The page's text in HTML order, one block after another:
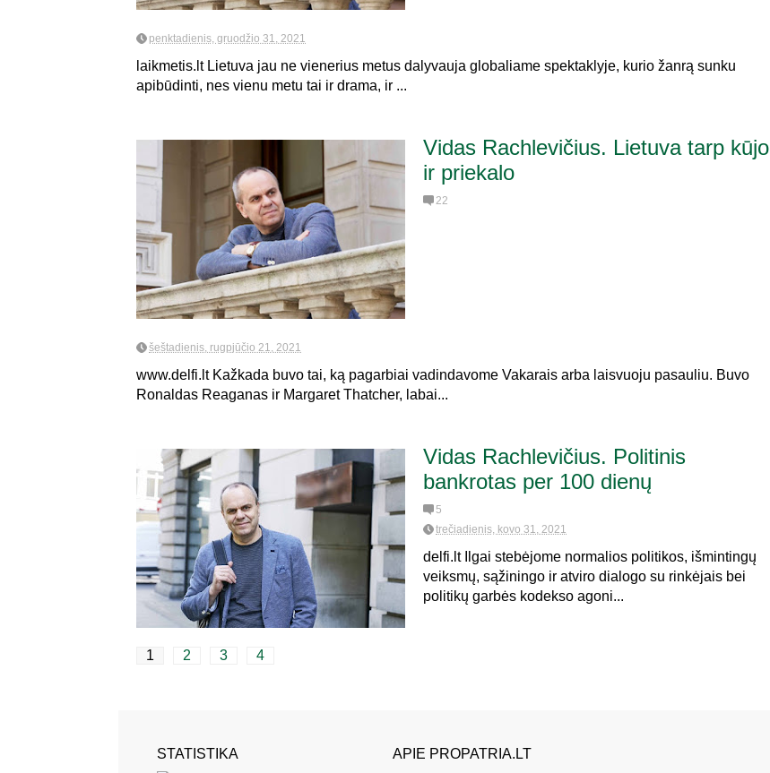
penktadienis, gruodžio 31, 2021
laikmetis.lt Lietuva jau ne vienerius metus dalyvauja globaliame spektaklyje, kurio žanrą sunku
apibūdinti, nes vienu metu tai ir drama, ir ...
Vidas Rachlevičius. Lietuva tarp kūjo
ir priekalo
22
šeštadienis, rugpjūčio 21, 2021
www.delfi.lt Kažkada buvo tai, ką pagarbiai vadindavome Vakarais arba laisvuoju pasauliu. Buvo
Ronaldas Reaganas ir Margaret Thatcher, labai...
Vidas Rachlevičius. Politinis
bankrotas per 100 dienų
5
trečiadienis, kovo 31, 2021
delfi.lt Ilgai stebėjome normalios politikos, išmintingų
veiksmų, sąžiningo ir atviro dialogo su rinkėjais bei
politikų garbės kodekso agoni...
1 2 3 4
STATISTIKA APIE PROPATRIA.LT